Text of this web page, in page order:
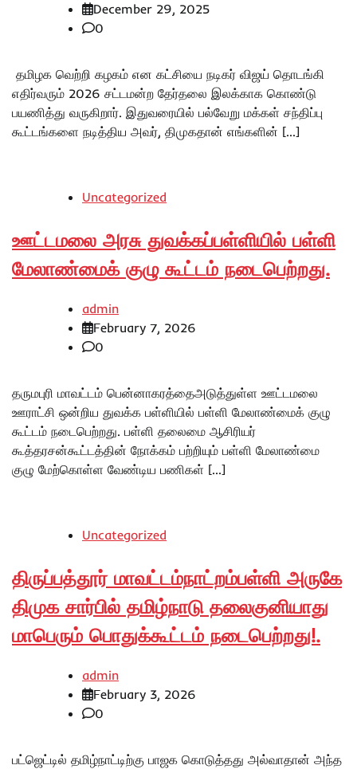
December 29, 2025
0
தமிழக வெற்றி கழகம் என கட்சியை நடிகர் விஜய் தொடங்கி
எதிர்வரும் 2026 சட்டமன்ற தேர்தலை இலக்காக கொண்டு
பயணித்து வருகிறார். இதுவரையில் பல்வேறு மக்கள் சந்திப்பு
கூட்டங்களை நடித்திய அவர், திமுகதான் எங்களின் […]
Uncategorized
ஊட்டமலை அரசு துவக்கப்பள்ளியில் பள்ளி
மேலாண்மைக் குழு கூட்டம் நடைபெற்றது.
admin
February 7, 2026
0
தருமபுரி மாவட்டம் பென்னாகரத்தைஅடுத்துள்ள ஊட்டமலை
ஊராட்சி ஒன்றிய துவக்க பள்ளியில் பள்ளி மேலாண்மைக் குழு
கூட்டம் நடைபெற்றது. பள்ளி தலைமை ஆசிரியர்
கூத்தரசன்கூட்டத்தின் நோக்கம் பற்றியும் பள்ளி மேலாண்மை
குழு மேற்கொள்ள வேண்டிய பணிகள் […]
Uncategorized
திருப்பத்தூர் மாவட்டம்நாட்றம்பள்ளி அருகே
திமுக சார்பில் தமிழ்நாடு தலைகுனியாது
மாபெரும் பொதுக்கூட்டம் நடைபெற்றது!.
admin
February 3, 2026
0
பட்ஜெட்டில் தமிழ்நாட்டிற்கு பாஜக கொடுத்தது அல்வாதான் அந்த